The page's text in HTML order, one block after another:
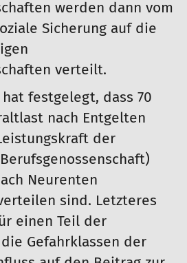
werden dann vom
Sicherung auf die
verteilt.
hat festgelegt, dass 70
nach Entgelten
der
Neurenten
sind. Letzteres
einen Teil der
Gefahrklassen der